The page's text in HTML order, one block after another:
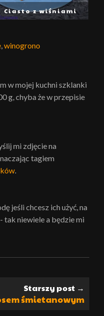
Ciasto z wiśniami
,winogrono
w mojej kuchni szklanki
g, chyba że w przepisie
mi zdjęcie na
tagiem
.
jeśli chcesz ich użyć, na
tak niewiele a będzie mi
Starszy post →
śmietanowym